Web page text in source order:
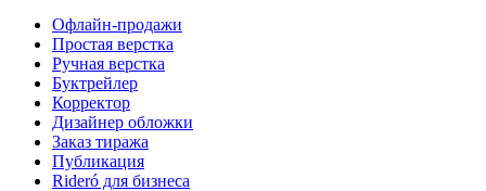
Офлайн-продажи
Простая верстка
Ручная верстка
Буктрейлер
Корректор
Дизайнер обложки
Заказ тиража
Публикация
Rideró для бизнеса